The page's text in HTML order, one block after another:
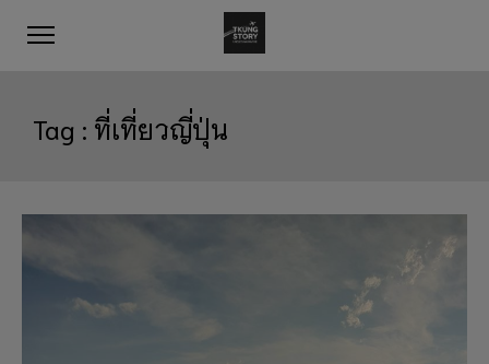
Tag : ที่เที่ยวญี่ปุ่น